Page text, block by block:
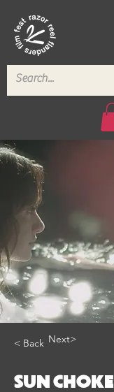
< Back Next>
SUN CHOKE